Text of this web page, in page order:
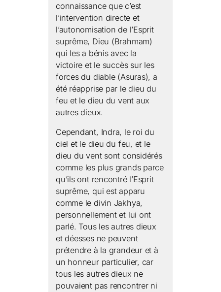
connaissance que c’est
l’intervention directe et
l’autonomisation de l’Esprit
suprême, Dieu (Brahmam)
qui les a bénis avec la
victoire et le succès sur les
forces du diable (Asuras), a
été réapprise par le dieu du
feu et le dieu du vent aux
autres dieux.
Cependant, Indra, le roi du
ciel et le dieu du feu, et le
dieu du vent sont considérés
comme les plus grands parce
qu’ils ont rencontré l’Esprit
suprême, qui est apparu
comme le divin Jakhya,
personnellement et lui ont
parlé. Tous les autres dieux
et déesses ne peuvent
prétendre à la grandeur et à
un honneur particulier, car
tous les autres dieux ne
pouvaient pas rencontrer ni